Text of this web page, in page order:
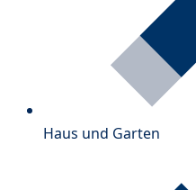
Haus und Garten